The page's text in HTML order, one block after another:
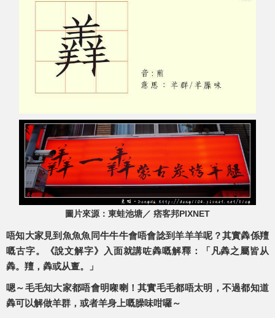
圖片來源：東蛙池塘／ 痞客邦PIXNET
唔知大家見到魚魚魚同牛牛牛會唔會諗到羊羊羊呢？其實羴係羶
嘅古字。《說文解字》入面就講咗羴嘅解釋：「凡羴之屬皆从
羴。羶，羴或从亶。」
嗯～毛毛知大家都唔會明㗎喇！其實毛毛都唔太明，不過都知道
羴可以解做羊群，或者羊身上嘅臊味咁囉～